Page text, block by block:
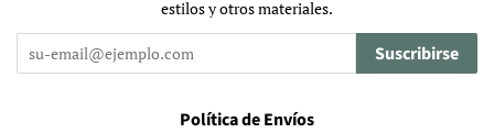
estilos y otros materiales.
Suscribirse
Política de Envíos